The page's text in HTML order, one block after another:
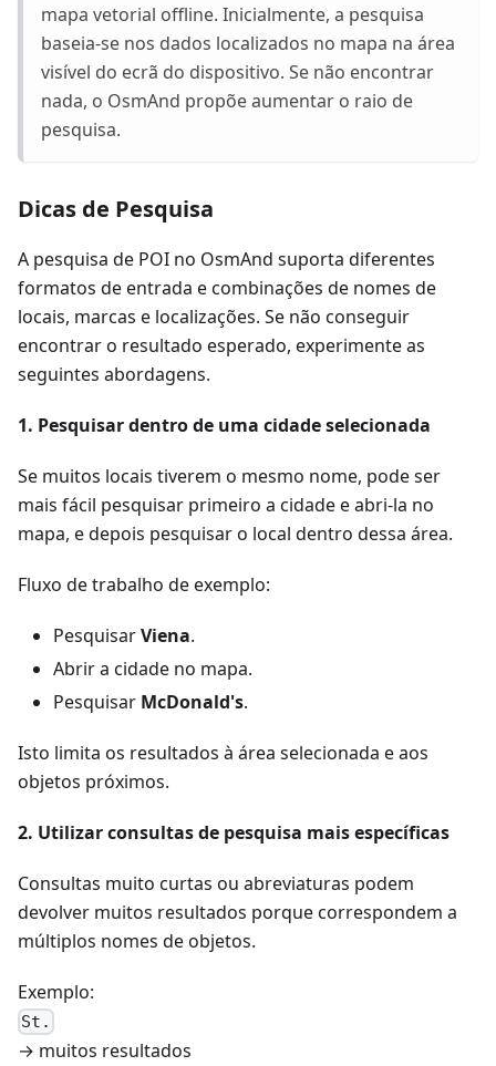
mapa vetorial offline. Inicialmente, a pesquisa
baseia-se nos dados localizados no mapa na área
visível do ecrã do dispositivo. Se não encontrar
nada, o OsmAnd propõe aumentar o raio de
pesquisa.
Dicas de Pesquisa
A pesquisa de POI no OsmAnd suporta diferentes
formatos de entrada e combinações de nomes de
locais, marcas e localizações. Se não conseguir
encontrar o resultado esperado, experimente as
seguintes abordagens.
1. Pesquisar dentro de uma cidade selecionada
Se muitos locais tiverem o mesmo nome, pode ser
mais fácil pesquisar primeiro a cidade e abri-la no
mapa, e depois pesquisar o local dentro dessa área.
Fluxo de trabalho de exemplo:
PesquisarViena.
Abrir a cidade no mapa.
Pesquisar McDonald's.
Isto limita os resultados à área selecionada e aos
objetos próximos.
2. Utilizar consultas de pesquisa mais específicas
Consultas muito curtas ou abreviaturas podem
devolver muitos resultados porque correspondem a
múltiplos nomes de objetos.
Exemplo:
St.
→ muitos resultados